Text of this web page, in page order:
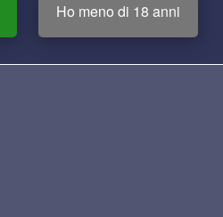
Ho meno di 18 anni